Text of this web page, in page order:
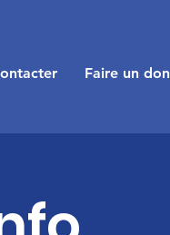
Faire un don